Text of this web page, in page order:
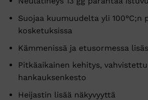
Suojaa kuumuudelta yli 100°C;n
kosketuksissa
Kämmenissä ja etusormessa
Pitkäaikainen kehitys, vahvistettu
hankauksenkesto
Heijastin lisää näkyvyyttä